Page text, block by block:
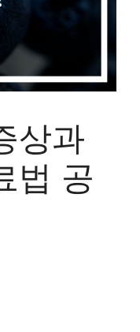
상과
법 공